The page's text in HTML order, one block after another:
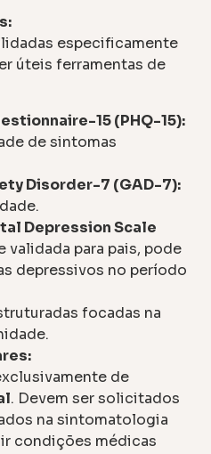
especificamente
úteis ferramentas de
15 (PHQ-15):
de sintomas
Disorder-7 (GAD-7):
Depression Scale
validada para pais, pode
depressivos no período
focadas na
de
. Devem ser solicitados
na sintomatologia
condições médicas